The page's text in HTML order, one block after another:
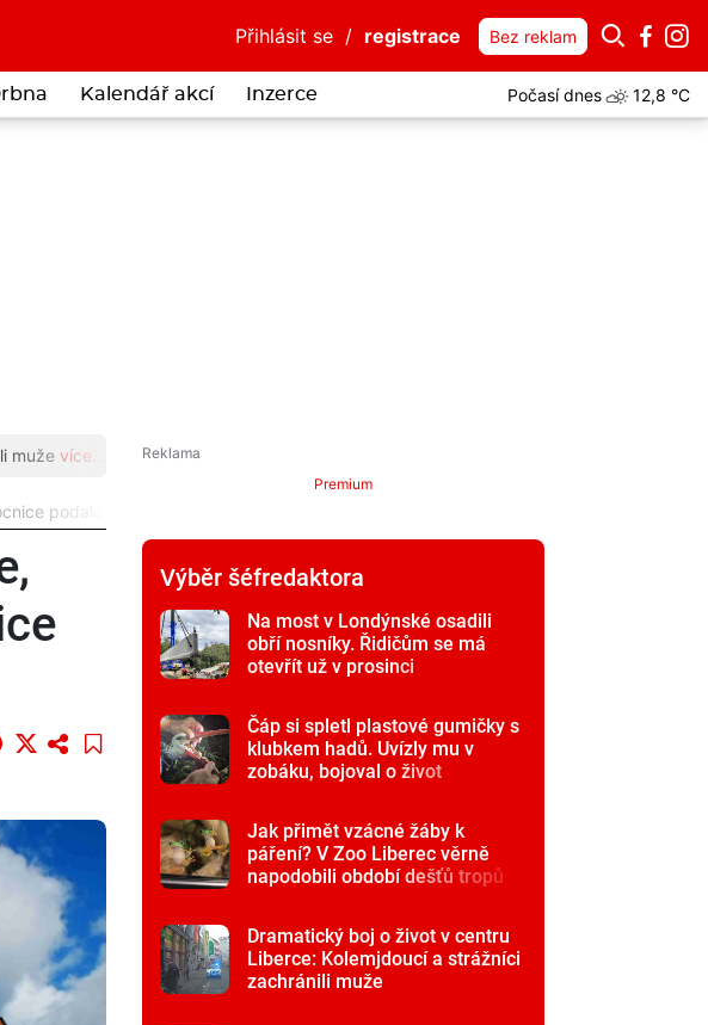
Přihlásit se / registrace Bez reklam
Kalendář akcí Inzerce Počasí dnes 12,8 °C
muže více... Čáp si spletl plastové gumičky s klubkem hadů. Uvízly mu v zobáku,
podala trestní oznámení
Premium
Výběr šéfredaktora
Na most v Londýnské osadili
obří nosníky. Řidičům se má
otevřít už v prosinci
Čáp si spletl plastové gumičky s
klubkem hadů. Uvízly mu v
zobáku, bojoval o život
Jak přimět vzácné žáby k
páření? V Zoo Liberec věrně
napodobili období dešťů tropů
Dramatický boj o život v centru
Liberce: Kolemjdoucí a strážníci
zachránili muže